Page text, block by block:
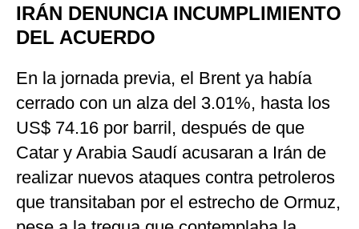
IRÁN DENUNCIA INCUMPLIMIENTO
DEL ACUERDO
En la jornada previa, el Brent ya había
cerrado con un alza del 3.01%, hasta los
US$ 74.16 por barril, después de que
Catar y Arabia Saudí acusaran a Irán de
realizar nuevos ataques contra petroleros
que transitaban por el estrecho de Ormuz,